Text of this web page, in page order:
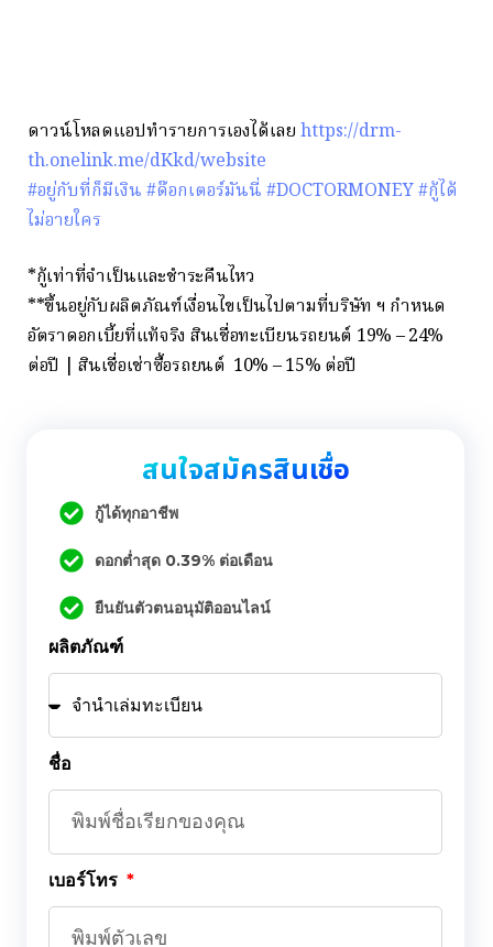
ดาวน์โหลดแอปทำรายการเองได้เลยhttps://drm-
th.onelink.me/dKkd/website
#อยู่กับที่ก็มีเงิน#ด๊อกเตอร์มันนี่#DOCTORMONEY#กู้ได้
ไม่อายใคร
*กู้เท่าที่จำเป็นและชำระคืนไหว
**ขึ้นอยู่กับผลิตภัณฑ์เงื่อนไขเป็นไปตามที่บริษัท ฯ กำหนด
อัตราดอกเบี้ยที่แท้จริง สินเชื่อทะเบียนรถยนต์ 19% – 24%
ต่อปี | สินเชื่อเช่าซื้อรถยนต์ 10% – 15% ต่อปี
สนใจสมัครสินเชื่อ
กู้ได้ทุกอาชีพ
ดอกต่ำสุด 0.39% ต่อเดือน
ยืนยันตัวตนอนุมัติออนไลน์
ผลิตภัณฑ์
ชื่อ
เบอร์โทร